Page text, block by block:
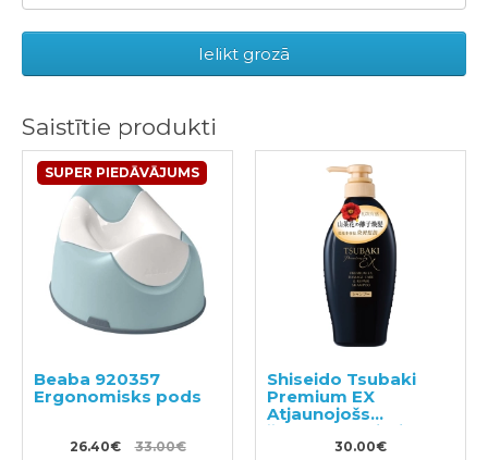
Ielikt grozā
Saistītie produkti
SUPER PIEDĀVĀJUMS
Beaba 920357
Ergonomisks pods
26.40€ 33.00€
Shiseido Tsubaki
Premium EX
Atjaunojošs
šampūns bojātiem
matiem 450ml
30.00€